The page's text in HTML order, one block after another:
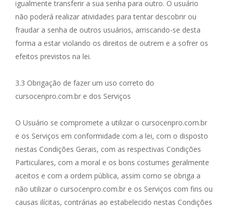
igualmente transferir a sua senha para outro. O usuário
não poderá realizar atividades para tentar descobrir ou
fraudar a senha de outros usuários, arriscando-se desta
forma a estar violando os direitos de outrem e a sofrer os
efeitos previstos na lei.
3.3 Obrigação de fazer um uso correto do
cursocenpro.com.br e dos Serviços
O Usuário se compromete a utilizar o cursocenpro.com.br
e os Serviços em conformidade com a lei, com o disposto
nestas Condições Gerais, com as respectivas Condições
Particulares, com a moral e os bons costumes geralmente
aceitos e com a ordem pública, assim como se obriga a
não utilizar o cursocenpro.com.br e os Serviços com fins ou
causas ilícitas, contrárias ao estabelecido nestas Condições